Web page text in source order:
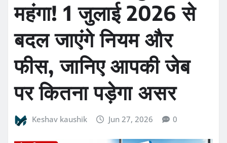
महंगा! 1 जुलाई 2026 से
बदल जाएंगे नियम और
फीस, जानिए आपकी जेब
पर कितना पड़ेगा असर
Keshav kaushik Jun 27, 2026 0